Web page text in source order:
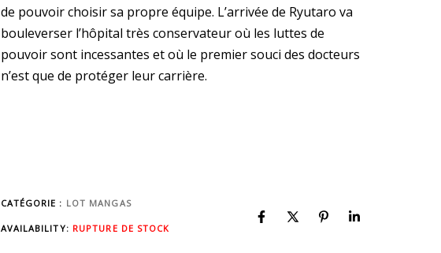
de pouvoir choisir sa propre équipe. L’arrivée de Ryutaro va
bouleverser l’hôpital très conservateur où les luttes de
pouvoir sont incessantes et où le premier souci des docteurs
n’est que de protéger leur carrière.
CATÉGORIE : LOT MANGAS
AVAILABILITY: RUPTURE DE STOCK